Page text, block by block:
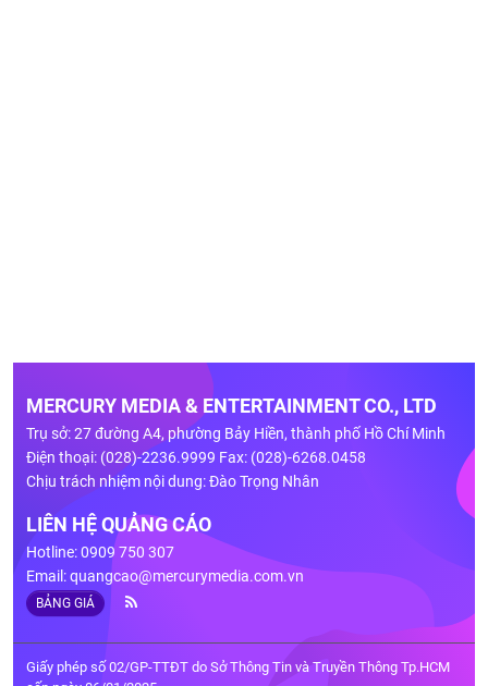
MERCURY MEDIA & ENTERTAINMENT CO., LTD
Trụ sở: 27 đường A4, phường Bảy Hiền, thành phố Hồ Chí Minh
Điện thoại: (028)-2236.9999 Fax: (028)-6268.0458
Chịu trách nhiệm nội dung: Đào Trọng Nhân
LIÊN HỆ QUẢNG CÁO
Hotline: 0909 750 307
Email:quangcao@mercurymedia.com.vn
BẢNG GIÁ
Giấy phép số 02/GP-TTĐT do Sở Thông Tin và Truyền Thông Tp.HCM